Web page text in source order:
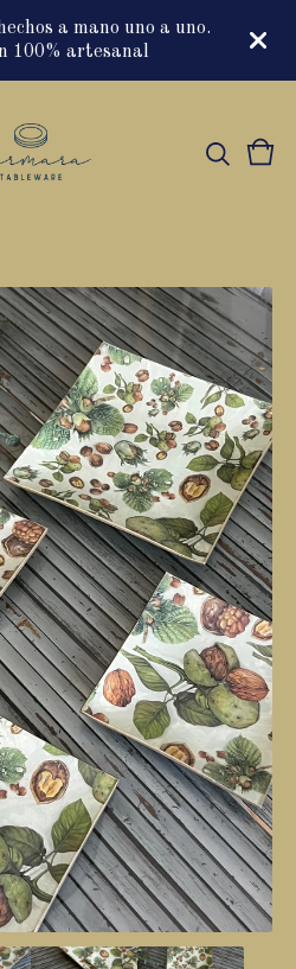
a mano uno a uno.
100% artesanal
0